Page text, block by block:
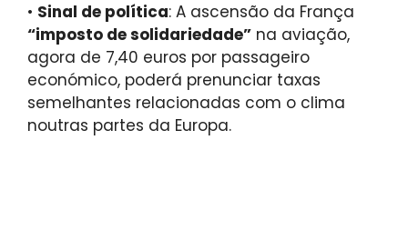
• Sinal de política: A ascensão da França
“imposto de solidariedade” na aviação,
agora de 7,40 euros por passageiro
económico, poderá prenunciar taxas
semelhantes relacionadas com o clima
noutras partes da Europa.